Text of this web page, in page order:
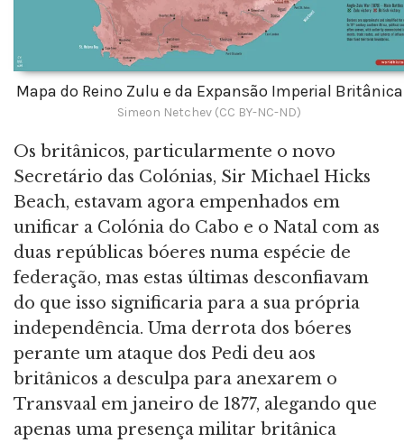
Mapa do Reino Zulu e da Expansão Imperial Britânica
Simeon Netchev (CC BY-NC-ND)
Os britânicos, particularmente o novo
Secretário das Colónias, Sir Michael Hicks
Beach, estavam agora empenhados em
unificar a Colónia do Cabo e o Natal com as
duas repúblicas bóeres numa espécie de
federação, mas estas últimas desconfiavam
do que isso significaria para a sua própria
independência. Uma derrota dos bóeres
perante um ataque dos Pedi deu aos
britânicos a desculpa para anexarem o
Transvaal em janeiro de 1877, alegando que
apenas uma presença militar britânica